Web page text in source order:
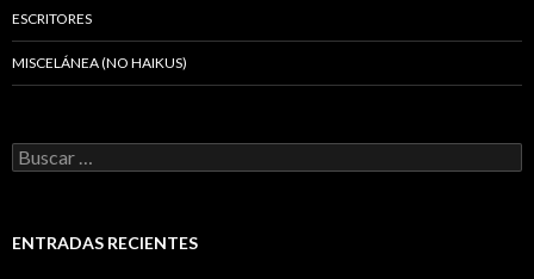
ESCRITORES
MISCELÁNEA (NO HAIKUS)
B
u
a
ENTRADAS RECIENTES